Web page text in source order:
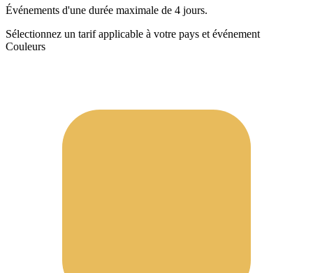
Événements d'une durée maximale de 4 jours.
Sélectionnez un tarif applicable à votre pays et événement
Couleurs